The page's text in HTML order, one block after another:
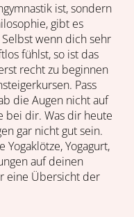
ist, sondern
gibt es
Selbst wenn dich sehr
fühlst, so ist das
recht zu beginnen
Pass
die Augen nicht auf
bei dir. Was dir heute
gar nicht gut sein.
Yogagurt,
auf deinen
eine Übersicht der